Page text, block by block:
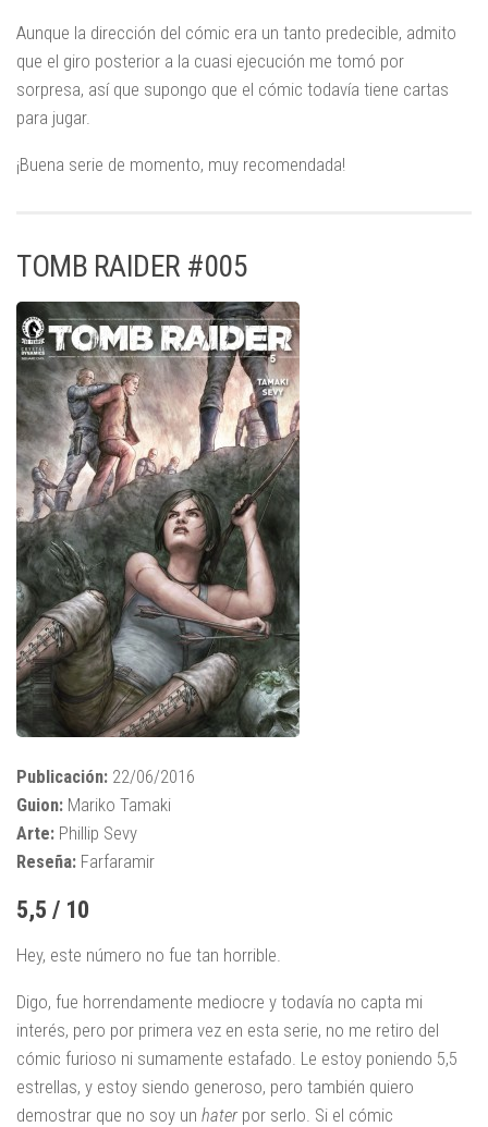
Aunque la dirección del cómic era un tanto predecible, admito
que el giro posterior a la cuasi ejecución me tomó por
sorpresa, así que supongo que el cómic todavía tiene cartas
para jugar.
¡Buena serie de momento, muy recomendada!
TOMB RAIDER #005
Publicación: 22/06/2016
Guion: Mariko Tamaki
Arte: Phillip Sevy
Reseña: Farfaramir
5,5 / 10
Hey, este número no fue tan horrible.
Digo, fue horrendamente mediocre y todavía no capta mi
interés, pero por primera vez en esta serie, no me retiro del
cómic furioso ni sumamente estafado. Le estoy poniendo 5,5
estrellas, y estoy siendo generoso, pero también quiero
demostrar que no soy un hater por serlo. Si el cómic